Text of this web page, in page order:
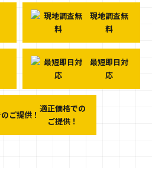
現地調査無
料
最短即日対
応
適正価格での
ご提供！